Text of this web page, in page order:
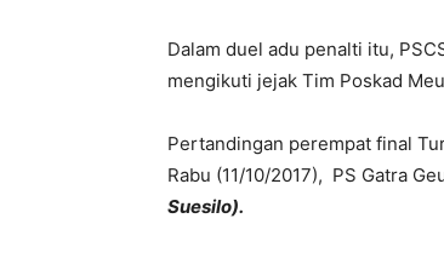
Dalam duel adu penalti itu,
mengikuti jejak Tim Poskad
Pertandingan perempat final
Rabu (11/10/2017), PS Gatra
Suesilo).